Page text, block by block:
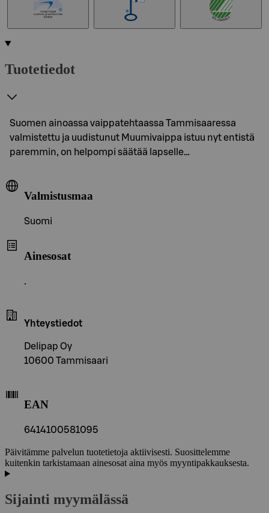
Tuotetiedot
Suomen ainoassa vaippatehtaassa Tammisaaressa
valmistettu ja uudistunut Muumivaippa istuu nyt entistä
paremmin, on helpompi säätää lapselle…
Valmistusmaa
Suomi
Ainesosat
.
Yhteystiedot
Delipap Oy
10600 Tammisaari
EAN
6414100581095
Päivitämme palvelun tuotetietoja aktiivisesti. Suosittelemme
kuitenkin tarkistamaan ainesosat aina myös myyntipakkauksesta.
Sijainti myymälässä